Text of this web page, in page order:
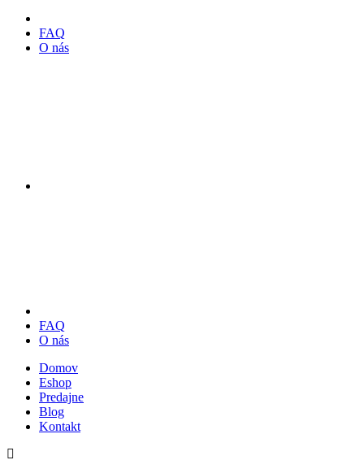
FAQ
O nás
FAQ
O nás
Domov
Eshop
Predajne
Blog
Kontakt